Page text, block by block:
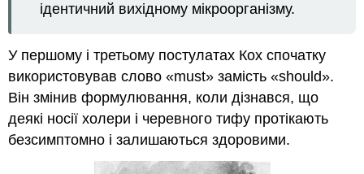
ідентичний вихідному мікроорганізму.
У першому і третьому постулатах Кох спочатку
використовував слово «must» замість «should».
Він змінив формулювання, коли дізнався, що
деякі носії холери і черевного тифу протікають
безсимптомно і залишаються здоровими.